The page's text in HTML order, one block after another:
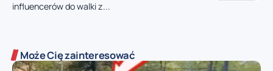
influencerów do walki z...
Może Cię zainteresować